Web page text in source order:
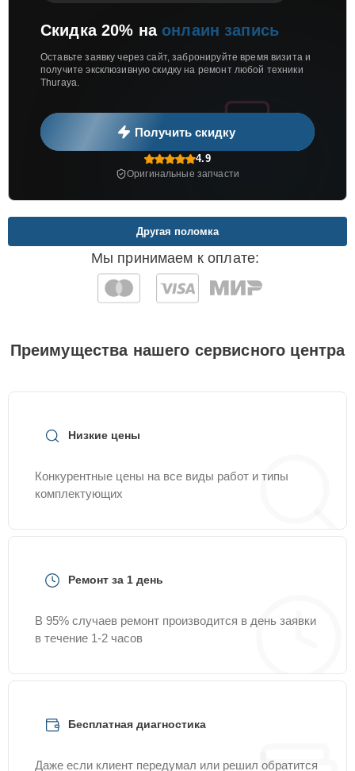
Скидка 20% на онлаин запись
Оставьте заявку через сайт, забронируйте время визита и
получите эксклюзивную скидку на ремонт любой техники
Thuraya.
Получить скидку
4.9
Оригинальные запчасти
Мы принимаем к оплате:
Другая поломка
Преимущества нашего сервисного центра
Низкие цены
Конкурентные цены на все виды работ и типы
комплектующих
Ремонт за 1 день
В 95% случаев ремонт производится в день заявки
в течение 1-2 часов
Бесплатная диагностика
Даже если клиент передумал или решил обратится